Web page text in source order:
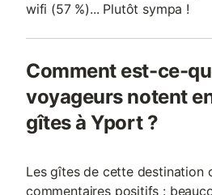
wifi (57 %)... Plutôt sympa !
Comment est-ce-
voyageurs notent
gîtes à Yport ?
Les gîtes de cette destination
commentaires positifs :